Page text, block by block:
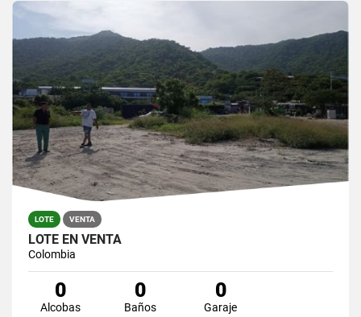
LOTE VENTA
LOTE EN VENTA
Colombia
0
Alcobas
0
Baños
0
Garaje